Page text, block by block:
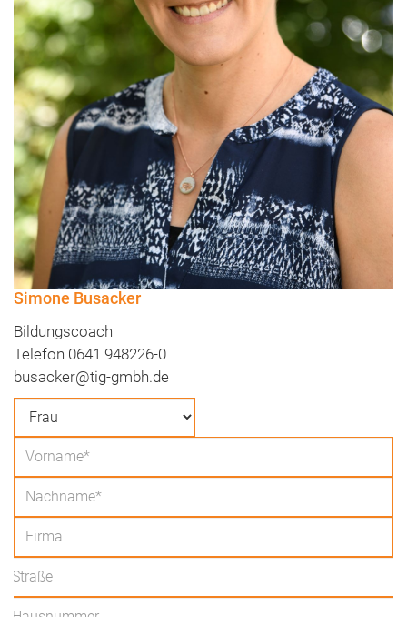
Simone Busacker
Bildungscoach
Telefon 0641 948226-0
busacker@tig-gmbh.de